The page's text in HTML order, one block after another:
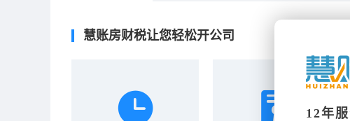
慧账房财税让您轻松开公司
12年